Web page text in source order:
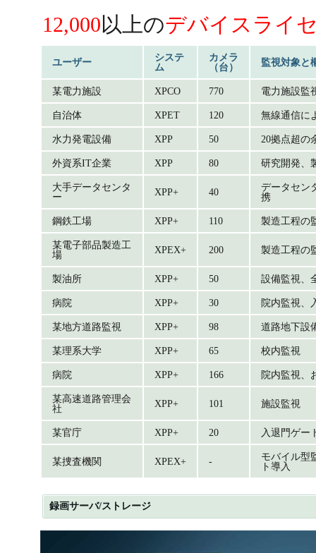
12,000以上のデバイスライ
ユーザー
システ
ム
カメラ
（台）
監視対象と
某電力施設 XPCO 770 電力施設監
自治体 XPET 120 無線通信に
水力発電設備 XPP 50 20拠点超の
外資系IT企業 XPP 80 研究開発、
大手データセンタ
ー
XPP+ 40
データセン
携
鋼鉄工場 XPP+ 110 製造工程の
某電子部品製造工
場
XPEX+ 200 製造工程の
製油所 XPP+ 50 設備監視、
病院 XPP+ 30 院内監視、
某地方道路監視 XPP+ 98 道路地下設
某理系大学 XPP+ 65 校内監視
病院 XPP+ 166 院内監視、
某高速道路管理会
社
XPP+ 101 施設監視
某官庁 XPP+ 20 入退門ゲー
某捜査機関 XPEX+ -
モバイル型
ト導入
録画サーバ/ストレージ